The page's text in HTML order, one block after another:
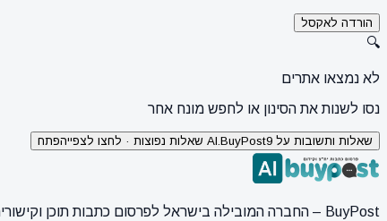
הורדה לאקסל
🔍
לא נמצאו אתרים
נסו לשנות את הסינון או לחפש מונח אחר
שאלות ותשובות על AI.BuyPost 9 שאלות נפוצות · לחצו לצפייה פתח
BuyPost – החברה המובילה בישראל לפרסום כתבות תוכן וקישורים באתרי חדשות ותוכן מובילים. מחירון מעודכן, כתיבת AI מתקדמת, קידום אתרים SEO מקצועי. 11 שנות ניסיון ואלפי לקוחות מרוצים.